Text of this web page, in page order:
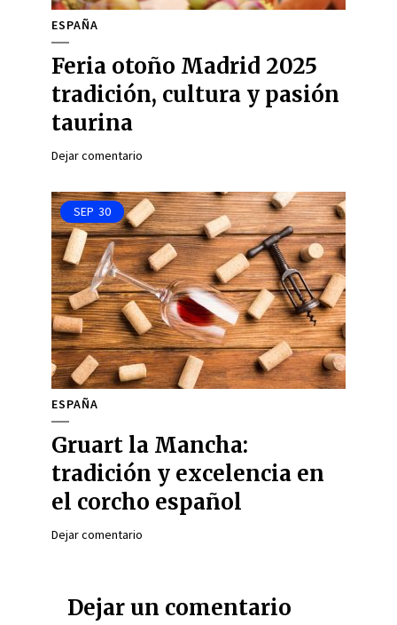
ESPAÑA
Feria otoño Madrid 2025
tradición, cultura y pasión
taurina
Dejar comentario
SEP 30
ESPAÑA
Gruart la Mancha:
tradición y excelencia en
el corcho español
Dejar comentario
Dejar un comentario